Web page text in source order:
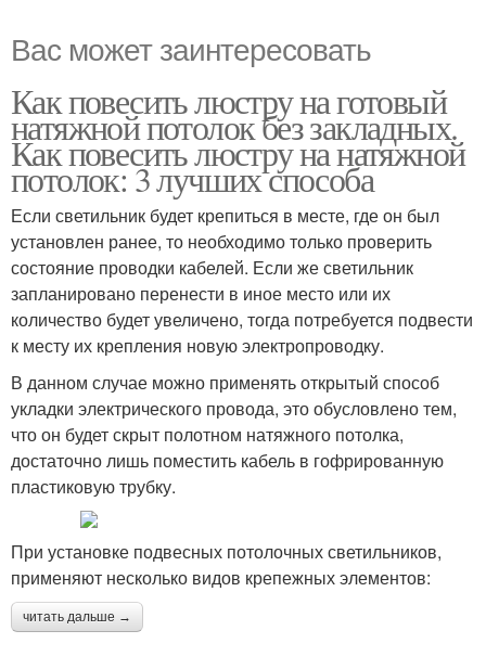
Вас может заинтересовать
Как повесить люстру на готовый
натяжной потолок без закладных.
Как повесить люстру на натяжной
потолок: 3 лучших способа
Если светильник будет крепиться в месте, где он был
установлен ранее, то необходимо только проверить
состояние проводки кабелей. Если же светильник
запланировано перенести в иное место или их
количество будет увеличено, тогда потребуется подвести
к месту их крепления новую электропроводку.
В данном случае можно применять открытый способ
укладки электрического провода, это обусловлено тем,
что он будет скрыт полотном натяжного потолка,
достаточно лишь поместить кабель в гофрированную
пластиковую трубку.
При установке подвесных потолочных светильников,
применяют несколько видов крепежных элементов:
читать дальше →